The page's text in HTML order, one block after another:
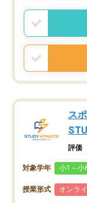
ス
評価
対象学年 小1～小
授業形式 オンラ